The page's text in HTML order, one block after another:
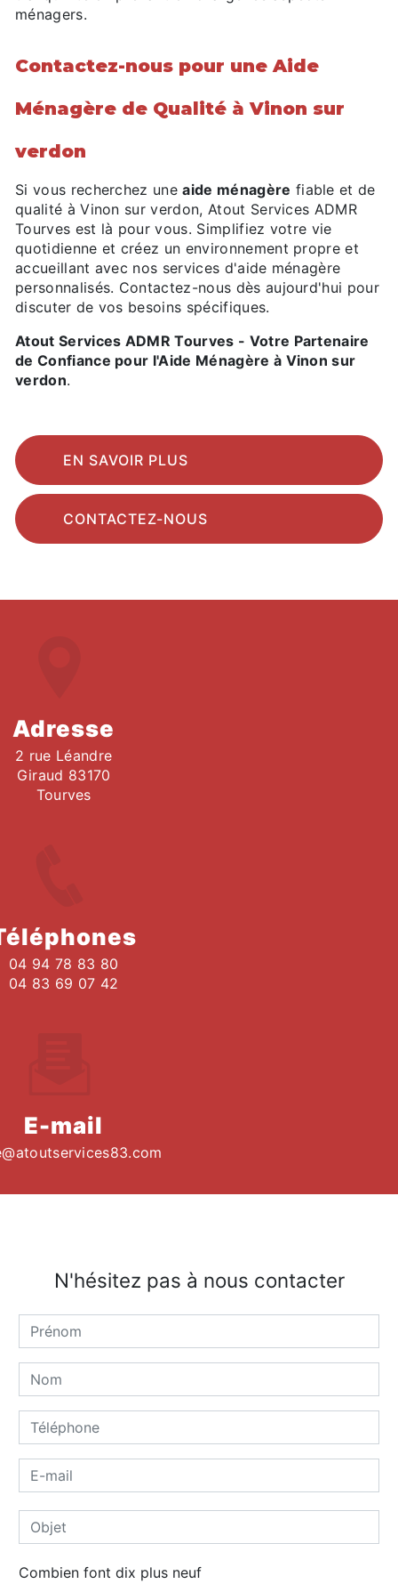
ménagers.
Contactez-nous pour une Aide
Ménagère de Qualité à Vinon sur
verdon
Si vous recherchez uneaide ménagère fiable et de
qualité à Vinon sur verdon, Atout Services ADMR
Tourves est là pour vous. Simplifiez votre vie
quotidienne et créez un environnement propre et
accueillant avec nos services d'aide ménagère
personnalisés. Contactez-nous dès aujourd'hui pour
discuter de vos besoins spécifiques.
Atout Services ADMR Tourves - Votre Partenaire
de Confiance pour l'Aide Ménagère à Vinon sur
verdon.
EN SAVOIR PLUS
CONTACTEZ-NOUS
Adresse
2 rue Léandre
Giraud 83170
Tourves
04 94 78 83 80
04 83 69 07 42
E-mail
N'hésitez pas à nous contacter
Combien font dix plus neuf